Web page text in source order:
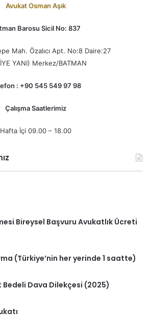
Avukat Osman Aşık
Barosu Sicil No: 837
Mah. Özalıcı Apt. No:8 Daire:27
YANI) Merkez/BATMAN
: +90 545 549 97 98
Çalışma Saatlerimiz
Hafta İçi 09.00 – 18.00
Bireysel Başvuru Avukatlık Ücreti
(Türkiye’nin her yerinde 1 saatte)
Dava Dilekçesi (2025)